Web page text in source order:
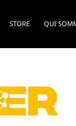
STORE QUI